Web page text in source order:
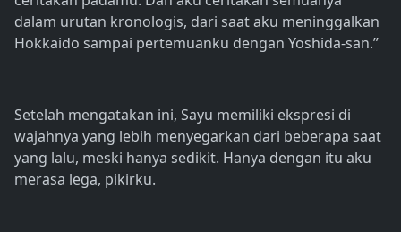
dalam urutan kronologis, dari saat aku meninggalkan
Hokkaido sampai pertemuanku dengan Yoshida-san.”
Setelah mengatakan ini, Sayu memiliki ekspresi di
wajahnya yang lebih menyegarkan dari beberapa saat
yang lalu, meski hanya sedikit. Hanya dengan itu aku
merasa lega, pikirku.